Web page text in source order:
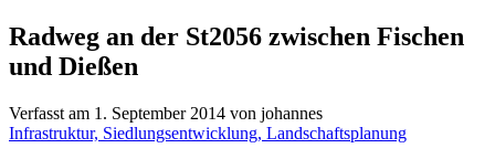
Radweg an der St2056 zwischen Fischen
und Dießen
Verfasst am 1. September 2014 von johannes
Infrastruktur, Siedlungsentwicklung, Landschaftsplanung